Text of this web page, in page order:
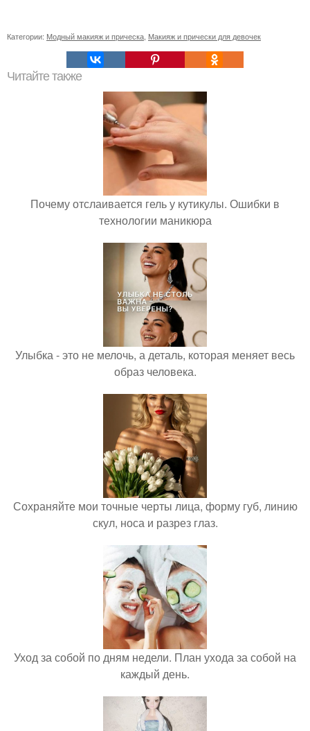
Категории: Модный макияж и прическа Макияж и прически для девочек
Читайте также
Почему отслаивается гель у кутикулы. Ошибки в
технологии маникюра
Улыбка - это не мелочь, а деталь, которая меняет весь
образ человека.
Сохраняйте мои точные черты лица, форму губ, линию
скул, носа и разрез глаз.
Уход за собой по дням недели. План ухода за собой на
каждый день.